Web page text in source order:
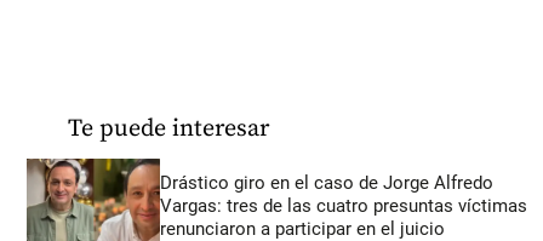
Te puede interesar
Drástico giro en el caso de Jorge Alfredo
Vargas: tres de las cuatro presuntas víctimas
renunciaron a participar en el juicio